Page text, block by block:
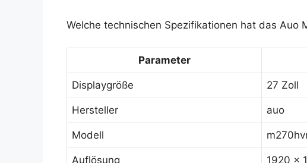
Welche technischen Spezifikationen hat das Auo
Parameter
Displaygröße 27 Zoll
Hersteller auo
Modell
Auflösung 1920 x